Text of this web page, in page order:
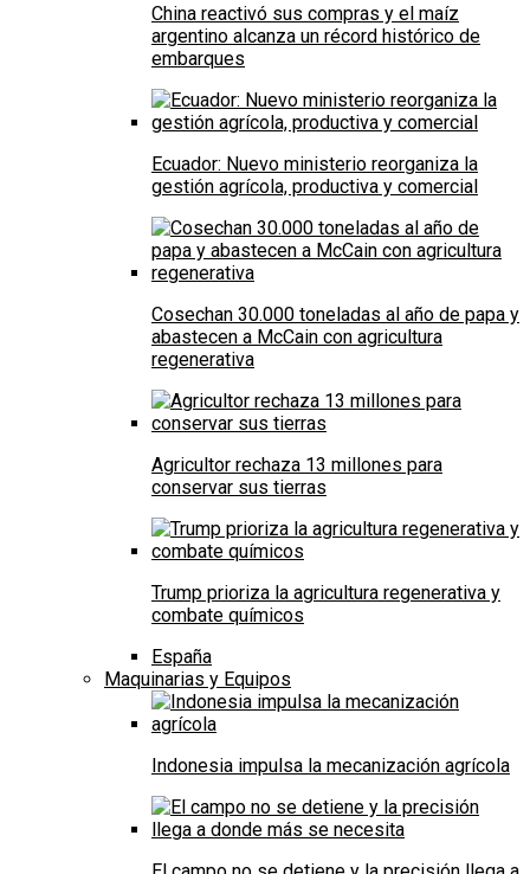
China reactivó sus compras y el maíz
argentino alcanza un récord histórico de
embarques
Ecuador: Nuevo ministerio reorganiza la
gestión agrícola, productiva y comercial
Cosechan 30.000 toneladas al año de papa y
abastecen a McCain con agricultura
regenerativa
Agricultor rechaza 13 millones para
conservar sus tierras
Trump prioriza la agricultura regenerativa y
combate químicos
España
Maquinarias y Equipos
Indonesia impulsa la mecanización agrícola